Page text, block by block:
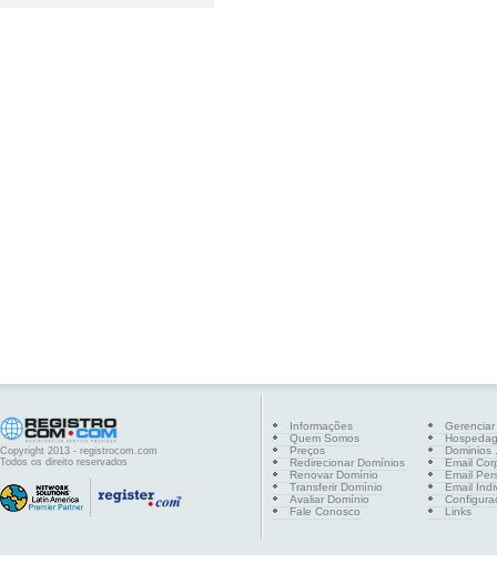
Copyright 2013 - registrocom.com
Todos os direito reservados
Informações
Quem Somos
Preços
Redirecionar Domínios
Renovar Domínio
Transferir Domínio
Avaliar Domínio
Fale Conosco
Dominios
Email
Email
Email
Links